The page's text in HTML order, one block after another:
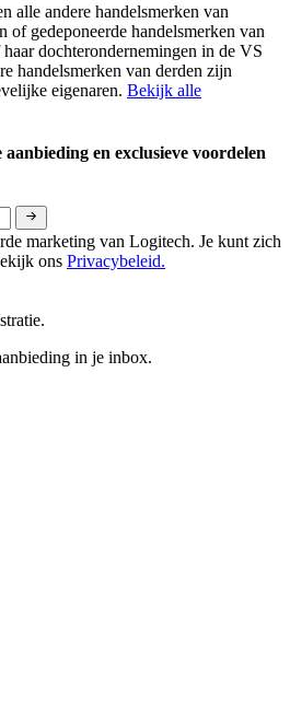
alle andere handelsmerken van
of gedeponeerde handelsmerken van
dochterondernemingen in de VS
handelsmerken van derden zijn
eigenaren. Bekijk alle
en exclusieve voordelen
marketing van Logitech. Je kunt zich
ons Privacybeleid.
in je inbox.